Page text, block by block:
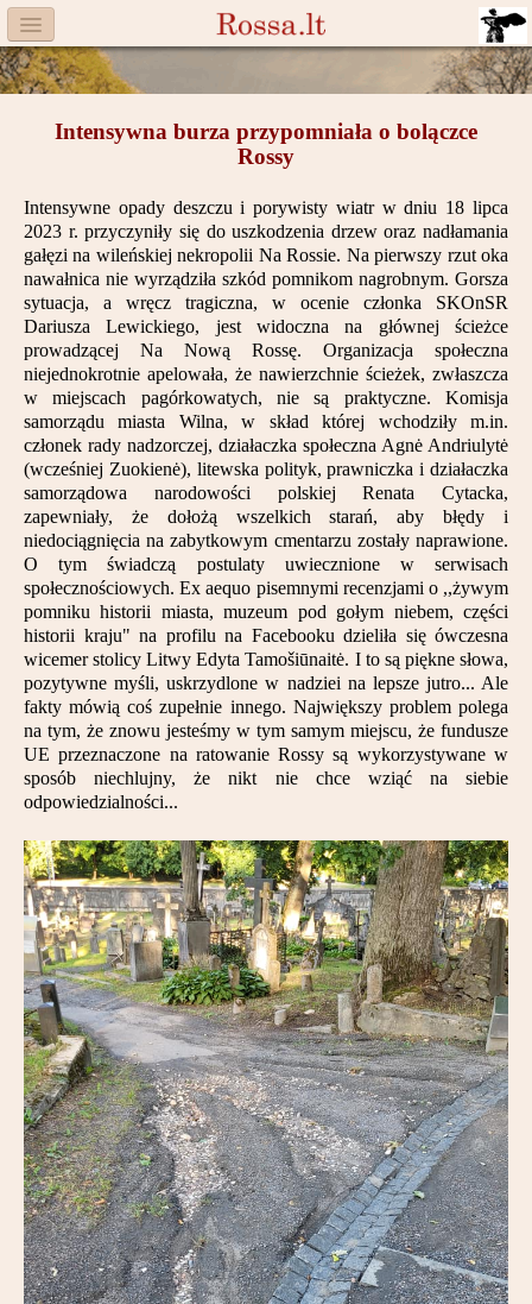
Menu
Facebook
Komitet
Aktualności
Książka
Moneta
Cegiełki
Rossa
Trasy
Darczyńcy
Partnerzy
Kontakt
Intensywna burza przypomniała o bolączce
Rossy
Intensywne opady deszczu i porywisty wiatr w dniu 18 lipca
2023 r. przyczyniły się do uszkodzenia drzew oraz nadłamania
gałęzi na wileńskiej nekropolii Na Rossie. Na pierwszy rzut oka
nawałnica nie wyrządziła szkód pomnikom nagrobnym. Gorsza
sytuacja, a wręcz tragiczna, w ocenie członka SKOnSR
Dariusza Lewickiego, jest widoczna na głównej ścieżce
prowadzącej Na Nową Rossę. Organizacja społeczna
niejednokrotnie apelowała, że nawierzchnie ścieżek, zwłaszcza
w miejscach pagórkowatych, nie są praktyczne. Komisja
samorządu miasta Wilna, w skład której wchodziły m.in.
członek rady nadzorczej, działaczka społeczna Agnė Andriulytė
(wcześniej Zuokienė), litewska polityk, prawniczka i działaczka
samorządowa narodowości polskiej Renata Cytacka,
zapewniały, że dołożą wszelkich starań, aby błędy i
niedociągnięcia na zabytkowym cmentarzu zostały naprawione.
O tym świadczą postulaty uwiecznione w serwisach
społecznościowych. Ex aequo pisemnymi recenzjami o ,,żywym
pomniku historii miasta, muzeum pod gołym niebem, części
historii kraju" na profilu na Facebooku dzieliła się ówczesna
wicemer stolicy Litwy Edyta Tamošiūnaitė. I to są piękne słowa,
pozytywne myśli, uskrzydlone w nadziei na lepsze jutro... Ale
fakty mówią coś zupełnie innego. Największy problem polega
na tym, że znowu jesteśmy w tym samym miejscu, że fundusze
UE przeznaczone na ratowanie Rossy są wykorzystywane w
sposób niechlujny, że nikt nie chce wziąć na siebie
odpowiedzialności...